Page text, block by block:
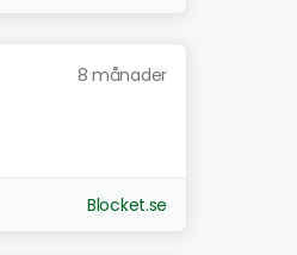
8 månader
Blocket.se